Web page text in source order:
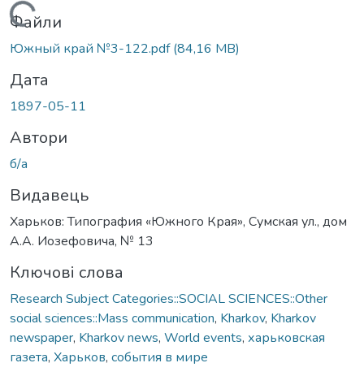
Вантажиться...
Файли
Южный край №3-122.pdf(84,16 MB)
Дата
1897-05-11
Автори
б/а
Видавець
Харьков: Типография «Южного Края», Сумская ул., дом
А.А. Иозефовича, № 13
Ключові слова
Research Subject Categories::SOCIAL SCIENCES::Other
social sciences::Mass communication, Kharkov, Kharkov
newspaper, Kharkov news, World events, харьковская
газета, Харьков, события в мире